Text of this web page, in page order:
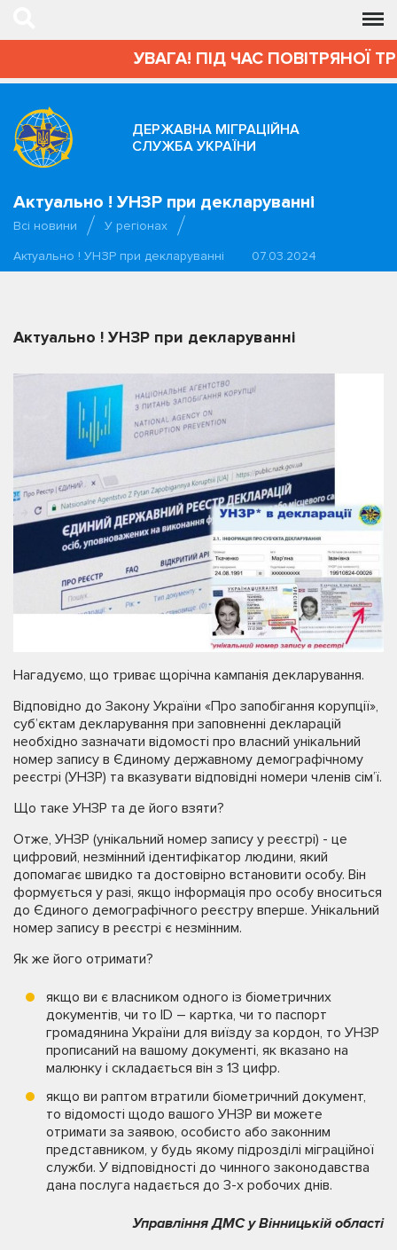
УВАГА! ПІД ЧАС ПОВІТРЯНОЇ
ДЕРЖАВНА МІГРАЦІЙНА
СЛУЖБА УКРАЇНИ
Актуально ! УНЗР при декларуванні
Всі новини
У регіонах
Актуально ! УНЗР при декларуванні
07.03.2024
Актуально ! УНЗР при декларуванні
Нагадуємо, що триває щорічна кампанія декларування.
Відповідно до Закону України «Про запобігання корупції»,
суб’єктам декларування при заповненні декларацій
необхідно зазначати відомості про власний унікальний
номер запису в Єдиному державному демографічному
реєстрі (УНЗР) та вказувати відповідні номери членів сім’ї.
Що таке УНЗР та де його взяти?
Отже, УНЗР (унікальний номер запису у реєстрі) - це
цифровий, незмінний ідентифікатор людини, який
допомагає швидко та достовірно встановити особу. Він
формується у разі, якщо інформація про особу вноситься
до Єдиного демографічного реєстру вперше. Унікальний
номер запису в реєстрі є незмінним.
Як же його отримати?
якщо ви є власником одного із біометричних
документів, чи то ID – картка, чи то паспорт
громадянина України для виїзду за кордон, то УНЗР
прописаний на вашому документі, як вказано на
малюнку і складається він з 13 цифр.
якщо ви раптом втратили біометричний документ,
то відомості щодо вашого УНЗР ви можете
отримати за заявою, особисто або законним
представником, у будь якому підрозділі міграційної
служби. У відповідності до чинного законодавства
дана послуга надається до 3-х робочих днів.
Управління ДМС у Вінницькій області